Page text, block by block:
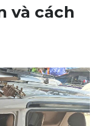
và cách